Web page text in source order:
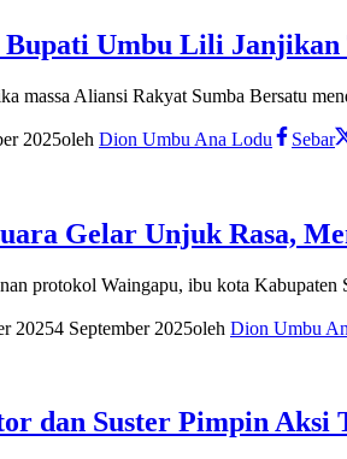
Bupati Umbu Lili
massa Aliansi Rakyat Sumba Bersatu
2025oleh Dion Umbu Ana Lodu Sebar
Gelar Unjuk Rasa,
protokol Waingapu, ibu kota Kabupaten
20254 September 2025oleh Dion Umbu
dan Suster Pimpin Aksi